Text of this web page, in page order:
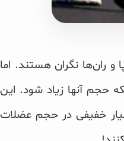
ران‌ها نگران هستند. اما
حجم آنها زیاد شود. این
خفیفی در حجم عضلات